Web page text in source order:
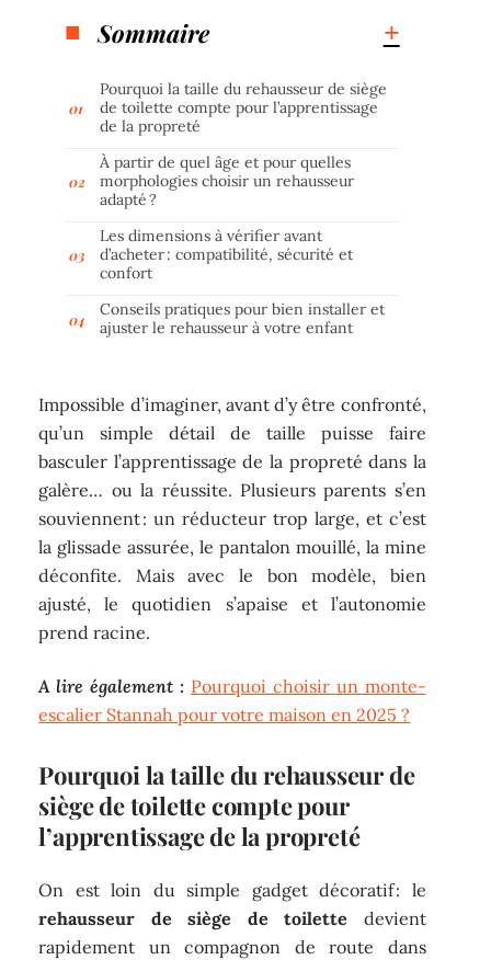
Sommaire
Pourquoi la taille du rehausseur de siège
de toilette compte pour l’apprentissage
de la propreté
À partir de quel âge et pour quelles
morphologies choisir un rehausseur
adapté ?
Les dimensions à vérifier avant
d’acheter : compatibilité, sécurité et
confort
Conseils pratiques pour bien installer et
ajuster le rehausseur à votre enfant
Impossible d’imaginer, avant d’y être confronté,
qu’un simple détail de taille puisse faire
basculer l’apprentissage de la propreté dans la
galère… ou la réussite. Plusieurs parents s’en
souviennent : un réducteur trop large, et c’est
la glissade assurée, le pantalon mouillé, la mine
déconfite. Mais avec le bon modèle, bien
ajusté, le quotidien s’apaise et l’autonomie
prend racine.
A lire également : Pourquoi choisir un monte-
escalier Stannah pour votre maison en 2025 ?
Pourquoi la taille du rehausseur de
siège de toilette compte pour
l’apprentissage de la propreté
On est loin du simple gadget décoratif : le
rehausseur de siège de toilette devient
rapidement un compagnon de route dans